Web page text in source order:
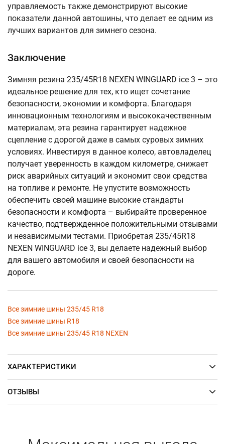
управляемость также демонстрируют высокие
показатели данной автошины, что делает ее одним из
лучших вариантов для зимнего сезона.
Заключение
Зимняя резина 235/45R18 NEXEN WINGUARD ice 3 – это
идеальное решение для тех, кто ищет сочетание
безопасности, экономии и комфорта. Благодаря
инновационным технологиям и высококачественным
материалам, эта резина гарантирует надежное
сцепление с дорогой даже в самых суровых зимних
условиях. Инвестируя в данное колесо, автовладелец
получает уверенность в каждом километре, снижает
риск аварийных ситуаций и экономит свои средства
на топливе и ремонте. Не упустите возможность
обеспечить своей машине высокие стандарты
безопасности и комфорта – выбирайте проверенное
качество, подтвержденное положительными отзывами
и независимыми тестами. Приобретая 235/45R18
NEXEN WINGUARD ice 3, вы делаете надежный выбор
для вашего автомобиля и своей безопасности на
дороге.
Все зимние шины 235/45 R18
Все зимние шины R18
Все зимние шины 235/45 R18 NEXEN
ХАРАКТЕРИСТИКИ
ОТЗЫВЫ